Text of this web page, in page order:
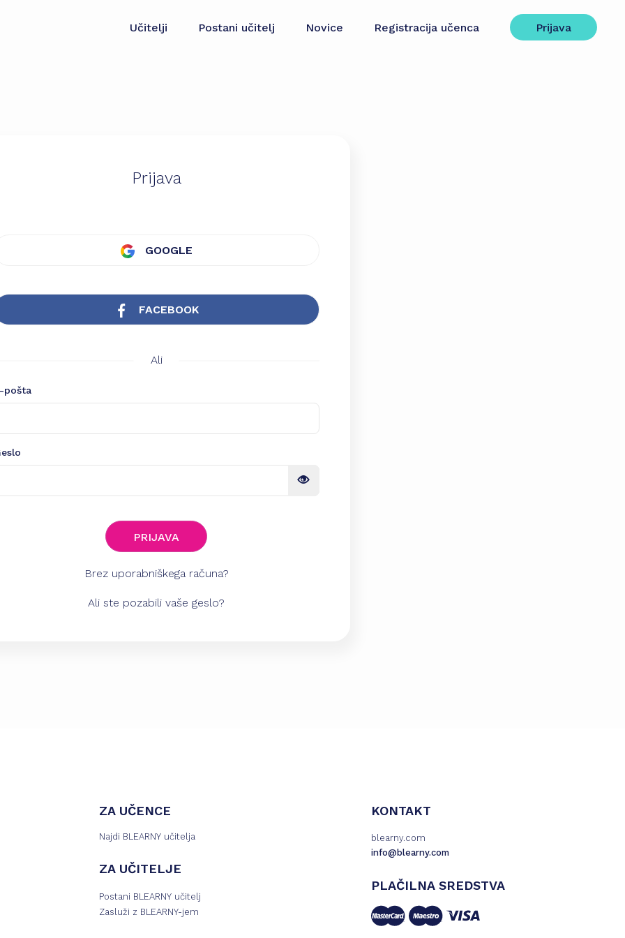
Učitelji Postani učitelj Novice Registracija učenca Prijava
Prijava
GOOGLE
FACEBOOK
Ali
pošta
PRIJAVA
Brez uporabniškega računa?
Ali ste pozabili vaše geslo?
ZA UČENCE
Najdi BLEARNY učitelja
ZA UČITELJE
Postani BLEARNY učitelj
Zasluži z BLEARNY-jem
KONTAKT
blearny.com
info@blearny.com
PLAČILNA SREDSTVA